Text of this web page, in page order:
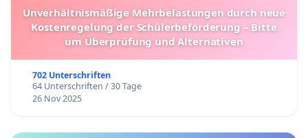
Unverhältnismäßige Mehrbelastungen durch neue
Kostenregelung der Schülerbeförderung – Bitte
um Überprüfung und Alternativen
702 Unterschriften
64 Unterschriften / 30 Tage
26 Nov 2025